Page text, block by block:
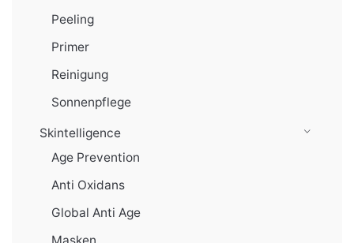
Peeling
Primer
Reinigung
Sonnenpflege
Skintelligence
Age Prevention
Anti Oxidans
Global Anti Age